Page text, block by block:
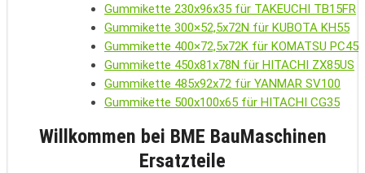
Gummikette 230x96x35 für TAKEUCHI TB15FR
Gummikette 300×52,5x72N für KUBOTA KH55
Gummikette 400×72,5x72K für KOMATSU PC45
Gummikette 450x81x78N für HITACHI ZX85US
Gummikette 485x92x72 für YANMAR SV100
Gummikette 500x100x65 für HITACHI CG35
Willkommen bei BME BauMaschinen
Ersatzteile